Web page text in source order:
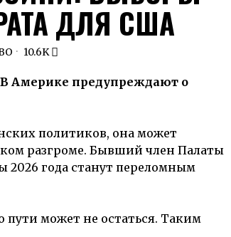
ДЛЯ США
10.6K
Америке предупреждают о
политиков, она может
разгроме. Бывший член Палаты
года станут переломным
пути может не остаться. Таким